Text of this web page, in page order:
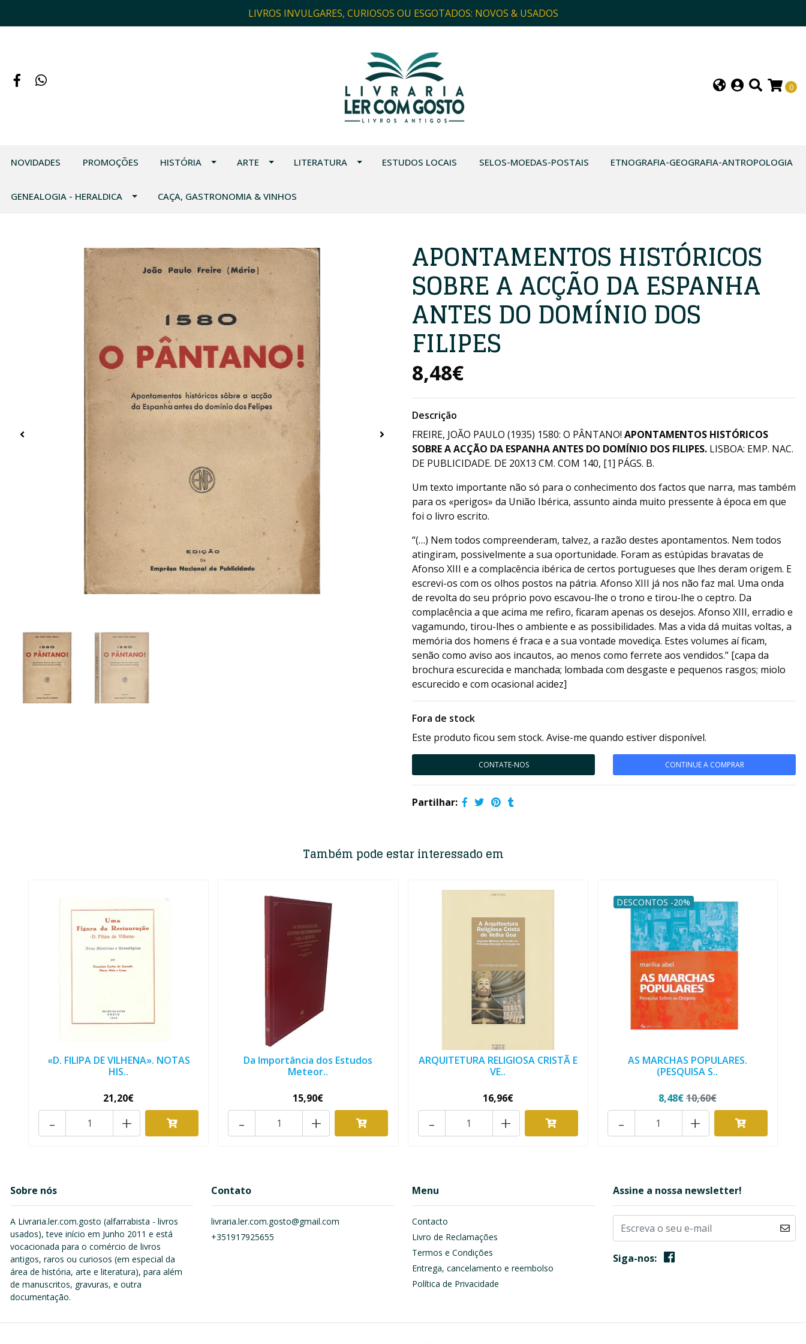
LIVROS INVULGARES, CURIOSOS OU ESGOTADOS: NOVOS & USADOS
0
NOVIDADES PROMOÇÕES HISTÓRIA ARTE LITERATURA ESTUDOS LOCAIS SELOS-MOEDAS-POSTAIS ETNOGRAFIA-GEOGRAFIA-ANTROPOLOGIA
GENEALOGIA - HERALDICA CAÇA, GASTRONOMIA & VINHOS
APONTAMENTOS HISTÓRICOS
SOBRE A ACÇÃO DA ESPANHA
ANTES DO DOMÍNIO DOS
FILIPES
8,48€
Descrição
FREIRE, JOÃO PAULO (1935) 1580: O PÂNTANO! APONTAMENTOS HISTÓRICOS
SOBRE A ACÇÃO DA ESPANHA ANTES DO DOMÍNIO DOS FILIPES. LISBOA: EMP. NAC.
DE PUBLICIDADE. DE 20X13 CM. COM 140, [1] PÁGS. B.
Um texto importante não só para o conhecimento dos factos que narra, mas também
para os «perigos» da União Ibérica, assunto ainda muito pressente à época em que
foi o livro escrito.
“(…) Nem todos compreenderam, talvez, a razão destes apontamentos. Nem todos
atingiram, possivelmente a sua oportunidade. Foram as estúpidas bravatas de
Afonso XIII e a complacência ibérica de certos portugueses que lhes deram origem. E
escrevi-os com os olhos postos na pátria. Afonso XIII já nos não faz mal. Uma onda
de revolta do seu próprio povo escavou-lhe o trono e tirou-lhe o ceptro. Da
complacência a que acima me refiro, ficaram apenas os desejos. Afonso XIII, erradio e
vagamundo, tirou-lhes o ambiente e as possibilidades. Mas a vida dá muitas voltas, a
memória dos homens é fraca e a sua vontade movediça. Estes volumes aí ficam,
senão como aviso aos incautos, ao menos como ferrete aos vendidos.” [capa da
brochura escurecida e manchada; lombada com desgaste e pequenos rasgos; miolo
escurecido e com ocasional acidez]
Fora de stock
Este produto ficou sem stock. Avise-me quando estiver disponível.
CONTATE-NOS CONTINUE A COMPRAR
Partilhar:
Também pode estar interessado em
«D. FILIPA DE VILHENA». NOTAS
HIS..
21,20€
+
-
Da Importância dos Estudos
Meteor..
15,90€
+
-
ARQUITETURA RELIGIOSA CRISTÃ E
VE..
16,96€
+
-
DESCONTOS -20%
AS MARCHAS POPULARES.
(PESQUISA S..
8,48€10,60€
+
-
Sobre nós
A Livraria.ler.com.gosto (alfarrabista - livros
usados), teve início em Junho 2011 e está
vocacionada para o comércio de livros
antigos, raros ou curiosos (em especial da
área de história, arte e literatura), para além
de manuscritos, gravuras, e outra
documentação.
Contato
livraria.ler.com.gosto@gmail.com
+351917925655
Menu
Contacto
Livro de Reclamações
Termos e Condições
Entrega, cancelamento e reembolso
Política de Privacidade
Assine a nossa newsletter!
Siga-nos: